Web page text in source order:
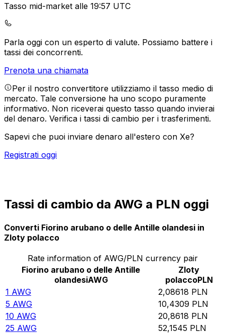
Tasso mid-market alle 19:57 UTC
Parla oggi con un esperto di valute. Possiamo battere i
tassi dei concorrenti.
Prenota una chiamata
Per il nostro convertitore utilizziamo il tasso medio di
mercato. Tale conversione ha uno scopo puramente
informativo. Non riceverai questo tasso quando invierai
del denaro. Verifica i tassi di cambio per i trasferimenti.
Sapevi che puoi inviare denaro all'estero con Xe?
Registrati oggi
Tassi di cambio da AWG a PLN oggi
Converti Fiorino arubano o delle Antille olandesi in
Zloty polacco
Rate information of AWG/PLN currency pair
Fiorino arubano o delle Antille
olandesiAWG
Zloty
polaccoPLN
1 AWG 2,08618 PLN
5 AWG 10,4309 PLN
10 AWG 20,8618 PLN
25 AWG 52,1545 PLN